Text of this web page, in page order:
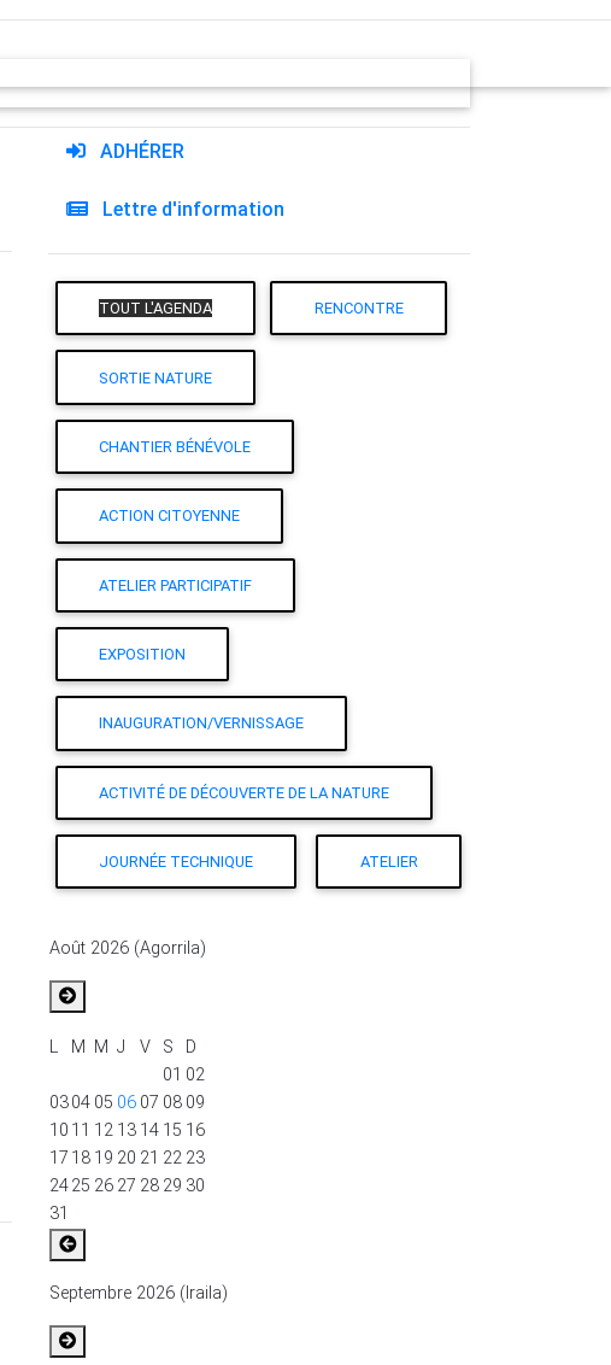
ADHÉRER
Lettre d'information
TOUT L'AGENDA RENCONTRE
SORTIE NATURE
CHANTIER BÉNÉVOLE
ACTION CITOYENNE
ATELIER PARTICIPATIF
EXPOSITION
INAUGURATION/VERNISSAGE
ACTIVITÉ DE DÉCOUVERTE DE LA NATURE
JOURNÉE TECHNIQUE ATELIER
Août 2026 (Agorrila)
L M M J V S
D
01 02
0304 05 06 07 08 09
10 11 12 13 14 15 16
17 18 19 20 21 22 23
2425 26 27 28 29 30
31
Septembre 2026 (Iraila)